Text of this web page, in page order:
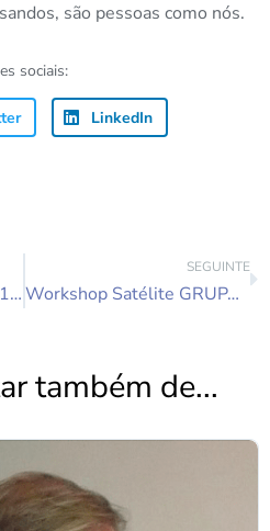
são pessoas como nós.
sociais:
LinkedIn
PROLONGAMENTO ATÉ 13 DE SETEMBRO – Inscreva-se a preço mais baixo
SEGUINTE
Workshop Satélite GRUPANÁLISE MULTIFAMILIAR / PSICANÁLISE MULTIFAMILIAR: A RESSONÂNCIA MAGNÉTICA DA PSICOPATOLOGIA
também de...